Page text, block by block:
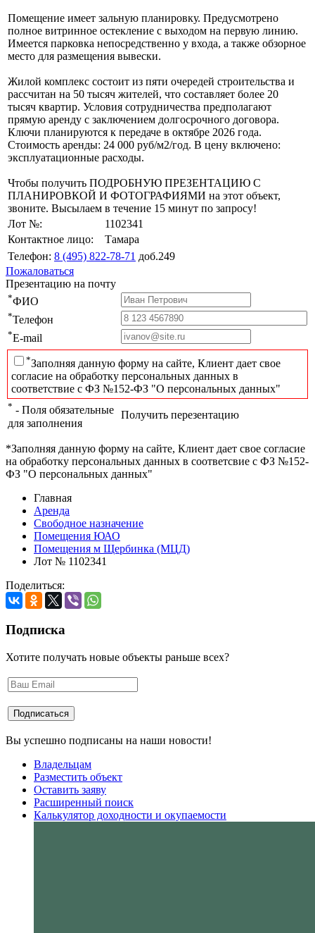
Помещение имеет зальную планировку. Предусмотрено
полное витринное остекление с выходом на первую линию.
Имеется парковка непосредственно у входа, а также обзорное
место для размещения вывески.
Жилой комплекс состоит из пяти очередей строительства и
рассчитан на 50 тысяч жителей, что составляет более 20
тысяч квартир. Условия сотрудничества предполагают
прямую аренду с заключением долгосрочного договора.
Ключи планируются к передаче в октябре 2026 года.
Стоимость аренды: 24 000 руб/м2/год. В цену включено:
эксплуатационные расходы.
Чтобы получить ПОДРОБНУЮ ПРЕЗЕНТАЦИЮ С
ПЛАНИРОВКОЙ И ФОТОГРАФИЯМИ на этот объект,
звоните. Высылаем в течение 15 минут по запросу!
Лот №:
1102341
Контактное лицо:
Тамара
Телефон: 8 (495) 822-78-71 доб.249
Пожаловаться
Презентацию на почту
*ФИО
*Телефон
*E-mail
*Заполняя данную форму на сайте, Клиент дает свое
согласие на обработку персональных данных в
соответствие с ФЗ №152-ФЗ "О персональных данных"
* - Поля обязательные
для заполнения
Получить перезентацию
*Заполняя данную форму на сайте, Клиент дает свое согласие
на обработку персональных данных в соответсвие с ФЗ №152-
ФЗ "О персональных данных"
Главная
Аренда
Свободное назначение
Помещения ЮАО
Помещения м Щербинка (МЦД)
Лот № 1102341
Поделиться:
Подписка
Хотите получать новые объекты раньше всех?
Вы успешно подписаны на наши новости!
Владельцам
Разместить объект
Оставить заяву
Расширенный поиск
Калькулятор доходности и окупаемости